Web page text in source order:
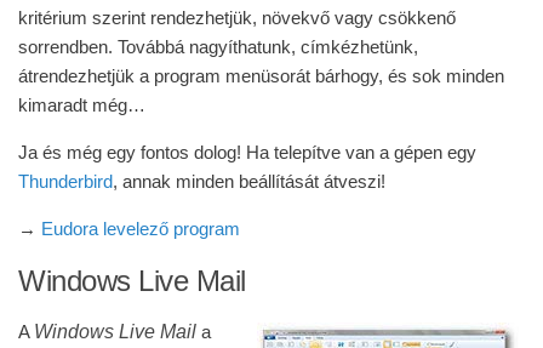
kritérium szerint rendezhetjük, növekvő vagy csökkenő
sorrendben. Továbbá nagyíthatunk, címkézhetünk,
átrendezhetjük a program menüsorát bárhogy, és sok minden
kimaradt még…
Ja és még egy fontos dolog! Ha telepítve van a gépen egy
Thunderbird, annak minden beállítását átveszi!
→ Eudora levelező program
Windows Live Mail
A Windows Live Mail a